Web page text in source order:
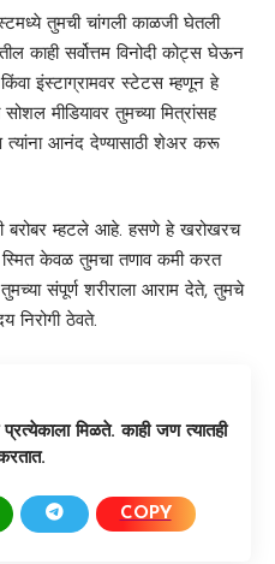
तुमची चांगली काळजी घेतली
काही सर्वोत्तम विनोदी कोट्स घेऊन
इंस्टाग्रामवर स्टेटस म्हणून हे
मीडियावर तुमच्या मित्रांसह
त्यांना आनंद देण्यासाठी शेअर करू
बरोबर म्हटले आहे. हसणे हे खरोखरच
स्मित केवळ तुमचा तणाव कमी करत
संपूर्ण शरीराला आराम देते, तुमचे
निरोगी ठेवते.
मिळते. काही जण त्यातही
COPY